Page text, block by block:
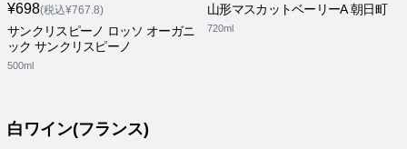
¥698(税込¥767.8)
サンクリスピーノ ロッソ オーガニ
ック サンクリスピーノ
500ml
山形マスカットベーリーA 朝日町
720ml
白ワイン(フランス)